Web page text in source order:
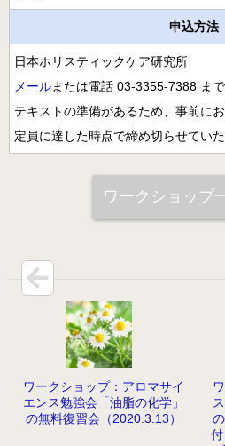
申込方法
日本ホリスティックケア研究所
メールまたは電話 03-3355-7388 ま
テキストの準備があるため、事前にお
定員に達した時点で締め切らせていた
ワークショップ
ワークショップ：アロマサイ
エンス勉強会「油脂の化学」
の無料復習会（2020.3.13）